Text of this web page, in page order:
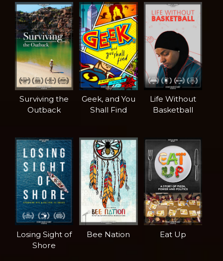
Surviving the
Outback
Geek, and You
Shall Find
Life Without
Basketball
Losing Sight of
Shore
Bee Nation Eat Up